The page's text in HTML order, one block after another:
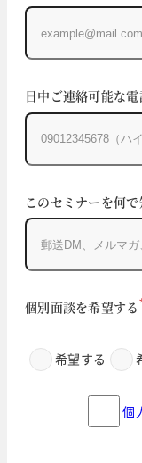
日中ご連絡可能な電
このセミナーを何
個別面談を希望する
希望する
個